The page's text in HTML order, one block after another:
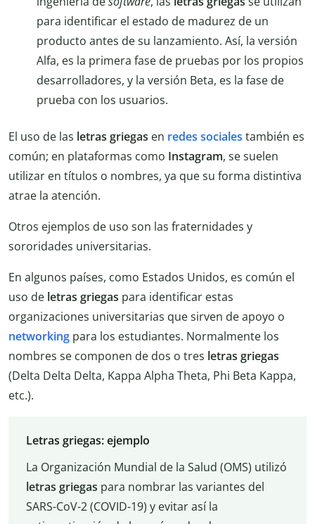
para identificar el estado de madurez de un
producto antes de su lanzamiento. Así, la versión
Alfa, es la primera fase de pruebas por los propios
desarrolladores, y la versión Beta, es la fase de
prueba con los usuarios.
El uso de las letras griegas en redes sociales también es
común; en plataformas como Instagram, se suelen
utilizar en títulos o nombres, ya que su forma distintiva
atrae la atención.
Otros ejemplos de uso son las fraternidades y
sororidades universitarias.
En algunos países, como Estados Unidos, es común el
uso de letras griegas para identificar estas
organizaciones universitarias que sirven de apoyo o
networking para los estudiantes. Normalmente los
nombres se componen de dos o tres letras griegas
(Delta Delta Delta, Kappa Alpha Theta, Phi Beta Kappa,
etc.).
Letras griegas: ejemplo
La Organización Mundial de la Salud (OMS) utilizó
letras griegas para nombrar las variantes del
SARS-CoV-2 (COVID-19) y evitar así la